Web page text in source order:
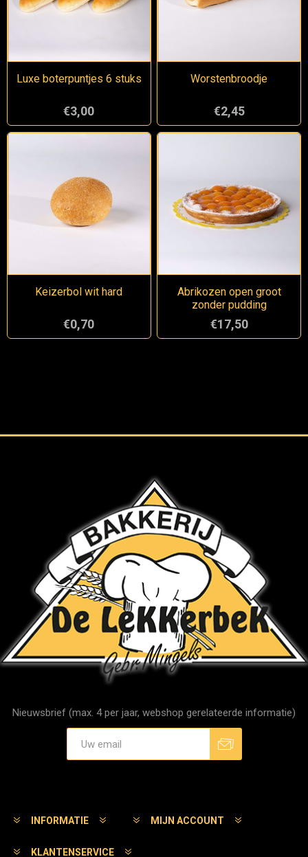
Luxe boterpuntjes 6 stuks
€3,00
Worstenbroodje
€2,45
Keizerbol wit hard
€0,70
Abrikozen open groot
zonder pudding
€17,50
Nieuwsbrief (max. 4 per jaar, webshop gerelateerde informatie)
INFORMATIE MIJN ACCOUNT
KLANTENSERVICE